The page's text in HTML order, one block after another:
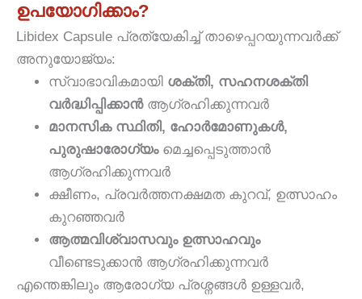
ഉപയോഗിക്കാം?
Libidex Capsule പ്രത്യേകിച്ച് താഴെപ്പറയുന്നവർക്ക്
അനുയോജ്യം:
സ്വാഭാവികമായി ശക്തി, സഹനശക്തി
വർദ്ധിപ്പിക്കാൻആഗ്രഹിക്കുന്നവർ
മാനസിക സ്ഥിതി, ഹോർമോണുകൾ,
പുരുഷാരോഗ്യംമെച്ചപ്പെടുത്താൻ
ആഗ്രഹിക്കുന്നവർ
ക്ഷീണം, പ്രവർത്തനക്ഷമത കുറവ്, ഉത്സാഹം
കുറഞ്ഞവർ
ആത്മവിശ്വാസവും ഉത്സാഹവും
വീണ്ടെടുക്കാൻ ആഗ്രഹിക്കുന്നവർ
എന്തെങ്കിലും ആരോഗ്യ പ്രശ്നങ്ങൾ ഉള്ളവർ,